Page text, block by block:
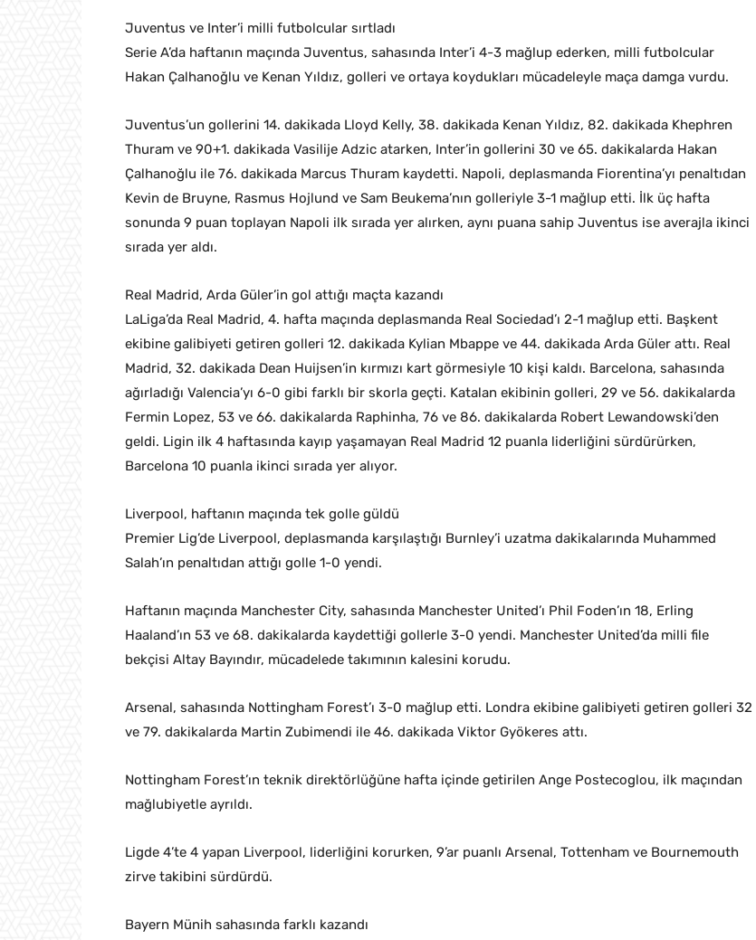
Juventus ve Inter’i milli futbolcular sırtladı
Serie A’da haftanın maçında Juventus, sahasında Inter’i 4-3 mağlup ederken, milli futbolcular
Hakan Çalhanoğlu ve Kenan Yıldız, golleri ve ortaya koydukları mücadeleyle maça damga vurdu.
Juventus’un gollerini 14. dakikada Lloyd Kelly, 38. dakikada Kenan Yıldız, 82. dakikada Khephren
Thuram ve 90+1. dakikada Vasilije Adzic atarken, Inter’in gollerini 30 ve 65. dakikalarda Hakan
Çalhanoğlu ile 76. dakikada Marcus Thuram kaydetti. Napoli, deplasmanda Fiorentina’yı penaltıdan
Kevin de Bruyne, Rasmus Hojlund ve Sam Beukema’nın golleriyle 3-1 mağlup etti. İlk üç hafta
sonunda 9 puan toplayan Napoli ilk sırada yer alırken, aynı puana sahip Juventus ise averajla ikinci
sırada yer aldı.
Real Madrid, Arda Güler’in gol attığı maçta kazandı
LaLiga’da Real Madrid, 4. hafta maçında deplasmanda Real Sociedad’ı 2-1 mağlup etti. Başkent
ekibine galibiyeti getiren golleri 12. dakikada Kylian Mbappe ve 44. dakikada Arda Güler attı. Real
Madrid, 32. dakikada Dean Huijsen’in kırmızı kart görmesiyle 10 kişi kaldı. Barcelona, sahasında
ağırladığı Valencia’yı 6-0 gibi farklı bir skorla geçti. Katalan ekibinin golleri, 29 ve 56. dakikalarda
Fermin Lopez, 53 ve 66. dakikalarda Raphinha, 76 ve 86. dakikalarda Robert Lewandowski’den
geldi. Ligin ilk 4 haftasında kayıp yaşamayan Real Madrid 12 puanla liderliğini sürdürürken,
Barcelona 10 puanla ikinci sırada yer alıyor.
Liverpool, haftanın maçında tek golle güldü
Premier Lig’de Liverpool, deplasmanda karşılaştığı Burnley’i uzatma dakikalarında Muhammed
Salah’ın penaltıdan attığı golle 1-0 yendi.
Haftanın maçında Manchester City, sahasında Manchester United’ı Phil Foden’ın 18, Erling
Haaland’ın 53 ve 68. dakikalarda kaydettiği gollerle 3-0 yendi. Manchester United’da milli file
bekçisi Altay Bayındır, mücadelede takımının kalesini korudu.
Arsenal, sahasında Nottingham Forest’ı 3-0 mağlup etti. Londra ekibine galibiyeti getiren golleri 32
ve 79. dakikalarda Martin Zubimendi ile 46. dakikada Viktor Gyökeres attı.
Nottingham Forest’ın teknik direktörlüğüne hafta içinde getirilen Ange Postecoglou, ilk maçından
mağlubiyetle ayrıldı.
Ligde 4’te 4 yapan Liverpool, liderliğini korurken, 9’ar puanlı Arsenal, Tottenham ve Bournemouth
zirve takibini sürdürdü.
Bayern Münih sahasında farklı kazandı